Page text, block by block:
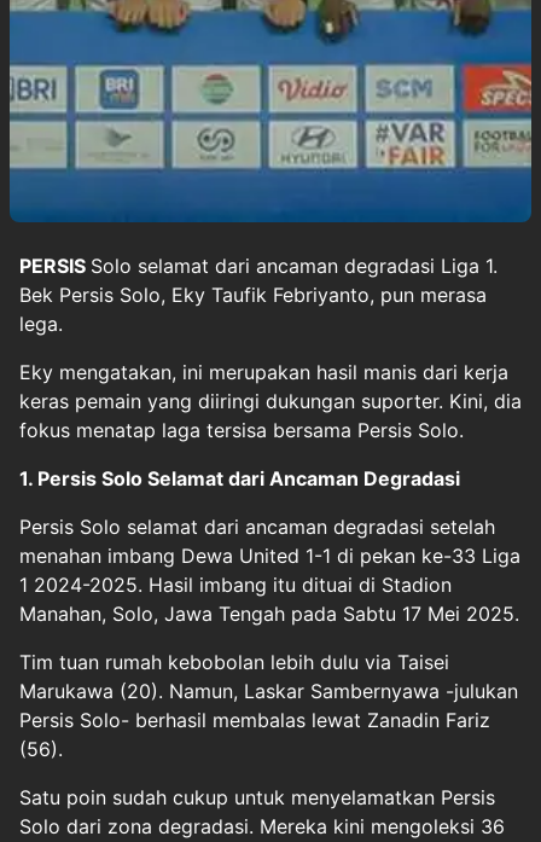
PERSIS Solo selamat dari ancaman degradasi Liga 1.
Bek Persis Solo, Eky Taufik Febriyanto, pun merasa
lega.
Eky mengatakan, ini merupakan hasil manis dari kerja
keras pemain yang diiringi dukungan suporter. Kini, dia
fokus menatap laga tersisa bersama Persis Solo.
1. Persis Solo Selamat dari Ancaman Degradasi
Persis Solo selamat dari ancaman degradasi setelah
menahan imbang Dewa United 1-1 di pekan ke-33 Liga
1 2024-2025. Hasil imbang itu dituai di Stadion
Manahan, Solo, Jawa Tengah pada Sabtu 17 Mei 2025.
Tim tuan rumah kebobolan lebih dulu via Taisei
Marukawa (20). Namun, Laskar Sambernyawa -julukan
Persis Solo- berhasil membalas lewat Zanadin Fariz
(56).
Satu poin sudah cukup untuk menyelamatkan Persis
Solo dari zona degradasi. Mereka kini mengoleksi 36